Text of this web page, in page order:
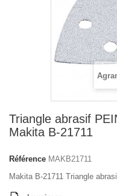
Triangle abrasif
Makita B-21711
Référence MAKB21711
Makita B-21711 Triangle